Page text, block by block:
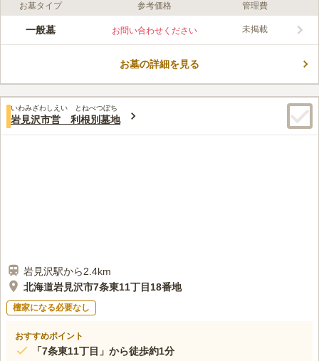
ライフドット編集部のコメント
岩見沢市の管理している市営墓地で、焼骨をお持ちで岩見沢市に
区画は4㎡と6㎡の2つから選ぶことができます。 周辺には「北海
口コミ評価
みんなの評価
4.1
30代男性
墓地の周りには店はない。しかし、最寄り駅から墓地までの道中
お墓タイプ 参考価格 管理費
一般墓 お問い合わせください 未掲載
お墓の詳細を見る
いわみざわしえい とねべつぼち
岩見沢市営 利根別墓地
岩見沢駅から2.4km
北海道岩見沢市7条東11丁目18番地
檀家になる必要なし
おすすめポイント
「7条東11丁目」から徒歩約1分